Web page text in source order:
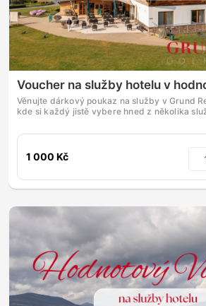
Voucher na služby hotelu v
Věnujte dárkový poukaz na služby v Grund
kde si každý jistě vybere hned z několika
1 000 Kč